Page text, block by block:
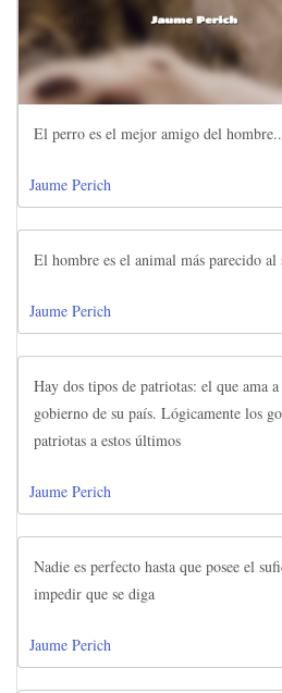
El perro es el mejor amigo del
Jaume Perich
El hombre es el animal más parecido al
Jaume Perich
Hay dos tipos de patriotas: el que ama
gobierno de su país. Lógicamente los
patriotas a estos últimos
Jaume Perich
Nadie es perfecto hasta que posee el
impedir que se diga
Jaume Perich